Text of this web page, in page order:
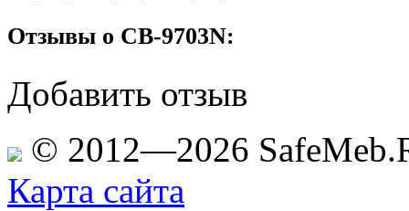
Отзывы о CB-9703N:
Добавить отзыв
© 2012—2026
Карта сайта